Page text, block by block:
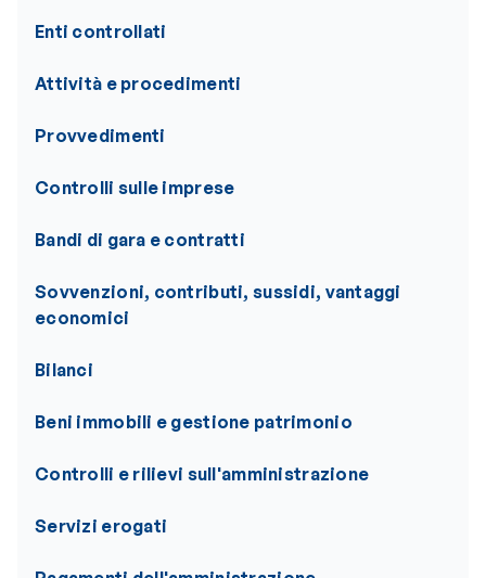
Enti controllati
Attività e procedimenti
Provvedimenti
Controlli sulle imprese
Bandi di gara e contratti
Sovvenzioni, contributi, sussidi, vantaggi
economici
Bilanci
Beni immobili e gestione patrimonio
Controlli e rilievi sull'amministrazione
Servizi erogati